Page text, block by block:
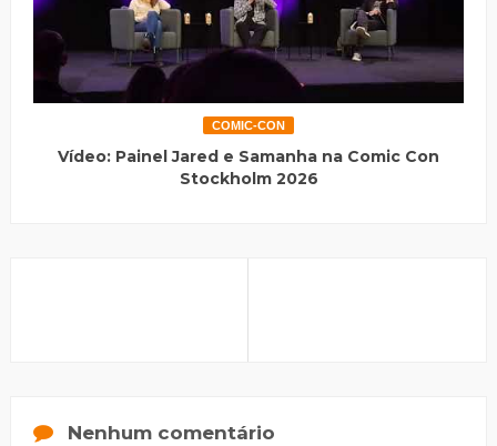
COMIC-CON
Vídeo: Painel Jared e Samanha na Comic Con
Stockholm 2026
Nenhum comentário